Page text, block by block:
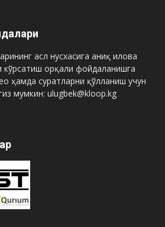
асл нусхасига аниқ илова
орқали фойдаланишга
ҳамда суратларни қўлланиш учун
мумкин: ulugbek@kloop.kg